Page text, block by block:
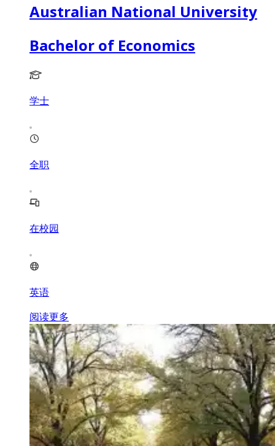
Australian National University
Bachelor of Economics
学士
全职
在校园
英语
阅读更多